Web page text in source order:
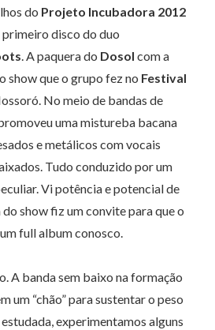
do Projeto Incubadora 2012
disco do duo
. A paquera do Dosol com a
show que o grupo fez no Festival
No meio de bandas de
uma mistureba bacana
e metálicos com vocais
Tudo conduzido por um
Vi potência e potencial de
show fiz um convite para que o
full album conosco.
A banda sem baixo na formação
um “chão” para sustentar o peso
experimentamos alguns